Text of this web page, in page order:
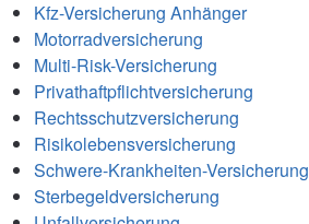
Kfz-Versicherung Anhänger
Motorradversicherung
Multi-Risk-Versicherung
Privathaftpflichtversicherung
Rechtsschutzversicherung
Risikolebensversicherung
Schwere-Krankheiten-Versicherung
Sterbegeldversicherung